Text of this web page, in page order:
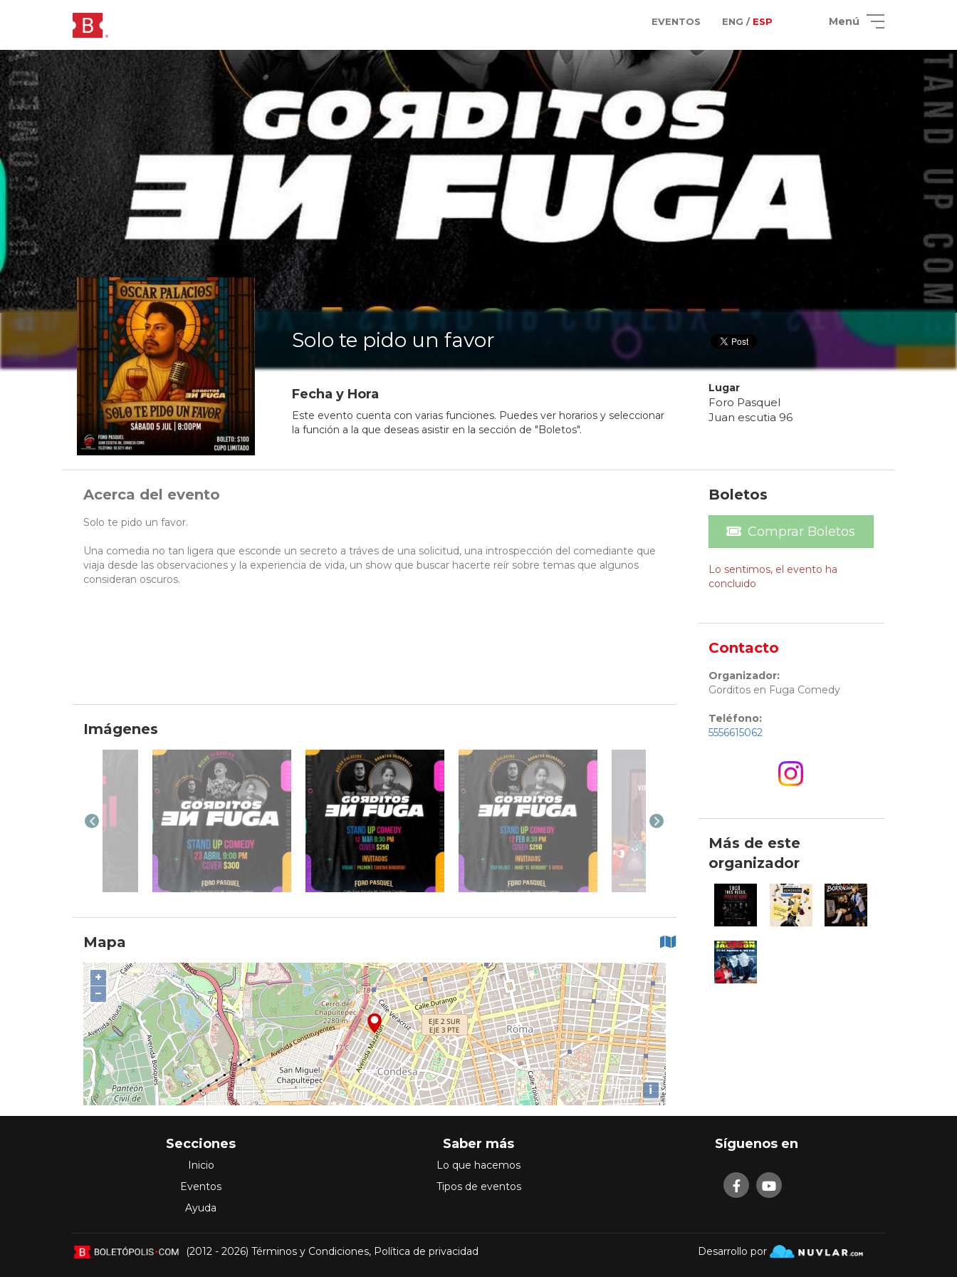
EVENTOS ENG / ESP Menú
Solo te pido un favor
Fecha y Hora
Este evento cuenta con varias funciones. Puedes ver horarios y seleccionar
la función a la que deseas asistir en la sección de "Boletos".
Lugar
Foro Pasquel
Juan escutia 96
Acerca del evento
Solo te pido un favor.
Una comedia no tan ligera que esconde un secreto a tráves de una solicitud, una introspección del comediante que
viaja desde las observaciones y la experiencia de vida, un show que buscar hacerte reír sobre temas que algunos
consideran oscuros.
Imágenes
Mapa
+
−
i
Boletos
Comprar Boletos
Lo sentimos, el evento ha
concluido
Contacto
Organizador:
Gorditos en Fuga Comedy
Teléfono:
5556615062
Más de este
organizador
Secciones
Inicio
Eventos
Ayuda
Saber más
Lo que hacemos
Tipos de eventos
Síguenos en
(2012 - 2026) Términos y Condiciones, Política de privacidad Desarrollo por